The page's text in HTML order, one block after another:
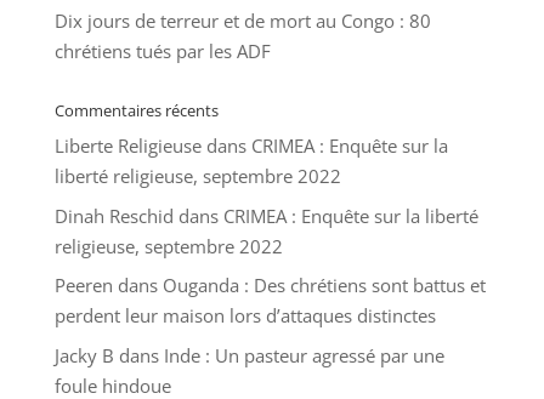
Dix jours de terreur et de mort au Congo : 80
chrétiens tués par les ADF
Commentaires récents
Liberte Religieusedans CRIMEA : Enquête sur la
liberté religieuse, septembre 2022
Dinah Reschid dans CRIMEA : Enquête sur la liberté
religieuse, septembre 2022
Peeren dans Ouganda : Des chrétiens sont battus et
perdent leur maison lors d’attaques distinctes
Jacky B dans Inde : Un pasteur agressé par une
foule hindoue